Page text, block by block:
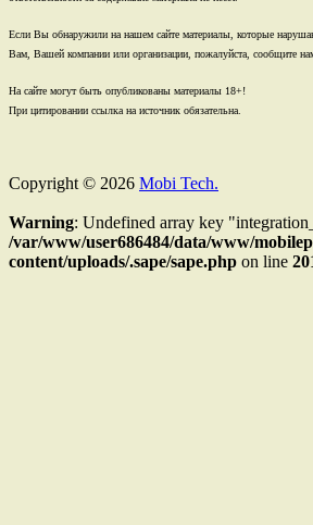
Если Вы обнаружили на нашем сайте материалы, которые
Вам, Вашей компании или организации, пожалуйста, сообщите
На сайте могут быть опубликованы материалы 18+!
При цитировании ссылка на источник обязательна.
Copyright © 2026 Mobi Tech.
Warning: Undefined array key
/var/www/user686484/data/www/
content/uploads/.sape/sape.php on line